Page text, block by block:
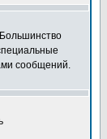
сообщений.